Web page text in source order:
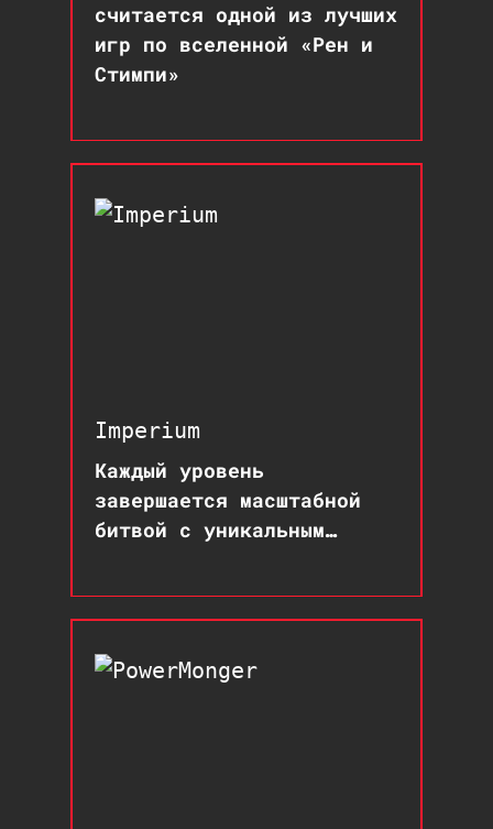
считается одной из лучших
игр по вселенной «Рен и
Стимпи»
Imperium
Каждый уровень
завершается масштабной
битвой с уникальным
реакции и знания его атак